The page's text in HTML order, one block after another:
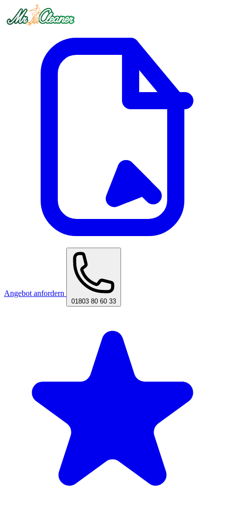
Angebot anfordern
01803 80 60 33